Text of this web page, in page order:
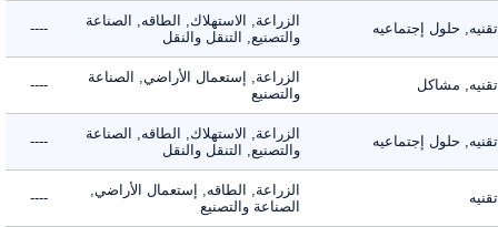
حلول إجتماعيه
الزراعة, الاستهلاك, الطاقه, الصناعة
والتصنيع, التنقل والنقل
----
مشاكل
الزراعة, إستعمال الأراضي, الصناعة
والتصنيع
----
حلول إجتماعيه
الزراعة, الاستهلاك, الطاقه, الصناعة
والتصنيع, التنقل والنقل
----
الزراعة, الطاقه, إستعمال الأراضي,
الصناعة والتصنيع
----